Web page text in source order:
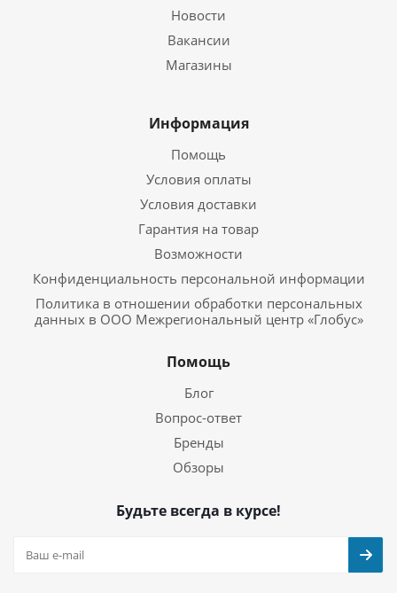
Новости
Вакансии
Магазины
Информация
Помощь
Условия оплаты
Условия доставки
Гарантия на товар
Возможности
Конфиденциальность персональной информации
Политика в отношении обработки персональных
данных в ООО Межрегиональный центр «Глобус»
Помощь
Блог
Вопрос-ответ
Бренды
Обзоры
Будьте всегда в курсе!